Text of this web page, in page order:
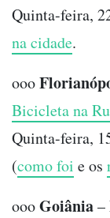
Quinta-feira,
na cidade.
ooo
Bicicleta na
Quinta-feira,
(como foi e os
oooGoiânia–